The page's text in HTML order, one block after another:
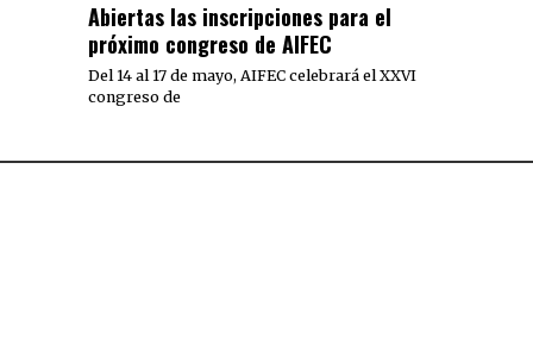
Abiertas las inscripciones para el
próximo congreso de AIFEC
Del 14 al 17 de mayo, AIFEC celebrará el XXVI
congreso de